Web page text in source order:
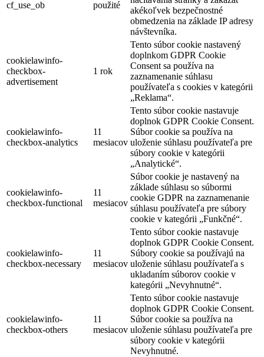
cf_use_ob použité
akékoľvek bezpečnostné
obmedzenia na základe IP adresy
návštevníka.
cookielawinfo-
checkbox-
advertisement
1 rok
Tento súbor cookie nastavený
doplnkom GDPR Cookie
Consent sa používa na
zaznamenanie súhlasu
používateľa s cookies v kategórii
„Reklama“.
cookielawinfo-
checkbox-analytics
11
mesiacov
Tento súbor cookie nastavuje
doplnok GDPR Cookie Consent.
Súbor cookie sa používa na
uloženie súhlasu používateľa pre
súbory cookie v kategórii
„Analytické“.
cookielawinfo-
checkbox-functional
11
mesiacov
Súbor cookie je nastavený na
základe súhlasu so súbormi
cookie GDPR na zaznamenanie
súhlasu používateľa pre súbory
cookie v kategórii „Funkčné“.
cookielawinfo-
checkbox-necessary
11
mesiacov
Tento súbor cookie nastavuje
doplnok GDPR Cookie Consent.
Súbory cookie sa používajú na
uloženie súhlasu používateľa s
ukladaním súborov cookie v
kategórii „Nevyhnutné“.
cookielawinfo-
checkbox-others
11
mesiacov
Tento súbor cookie nastavuje
doplnok GDPR Cookie Consent.
Súbor cookie sa používa na
uloženie súhlasu používateľa pre
súbory cookie v kategórii
Nevyhnutné.